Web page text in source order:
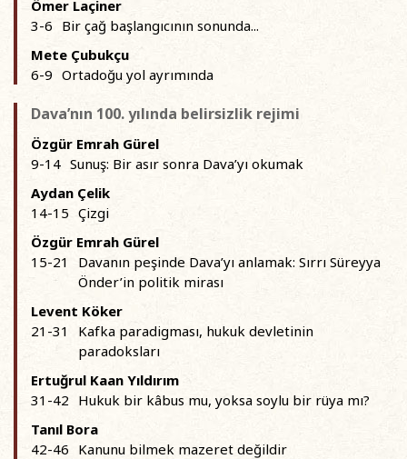
Ömer Laçiner
3-6 Bir çağ başlangıcının sonunda...
Mete Çubukçu
6-9 Ortadoğu yol ayrımında
Dava’nın 100. yılında belirsizlik rejimi
Özgür Emrah Gürel
9-14 Sunuş: Bir asır sonra Dava’yı okumak
Aydan Çelik
14-15 Çizgi
Özgür Emrah Gürel
15-21
Davanın peşinde Dava’yı anlamak: Sırrı Süreyya
Önder’in politik mirası
Levent Köker
21-31
Kafka paradigması, hukuk devletinin
paradoksları
Ertuğrul Kaan Yıldırım
31-42 Hukuk bir kâbus mu, yoksa soylu bir rüya mı?
Tanıl Bora
42-46 Kanunu bilmek mazeret değildir